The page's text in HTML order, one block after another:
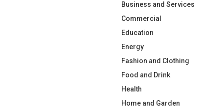
Business and Services
Commercial
Education
Energy
Fashion and Clothing
Food and Drink
Health
Home and Garden